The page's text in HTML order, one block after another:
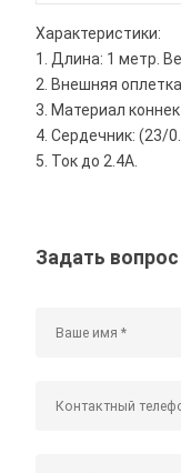
Характеристики:
1. Длина: 1 метр.
2. Внешняя
3. Материал
4. Сердечник: (23/
5. Ток до 2.4A.
Задать